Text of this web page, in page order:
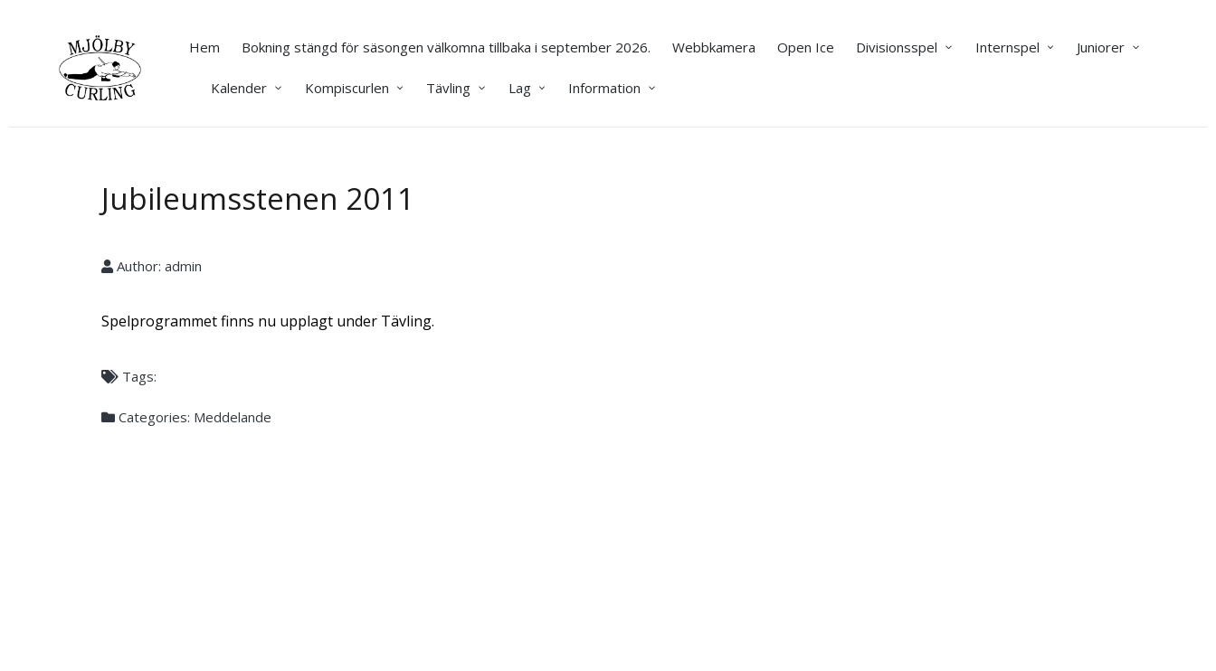
Hem Bokning stängd för säsongen välkomna tillbaka i september 2026. Webbkamera Open Ice Divisionsspel Internspel Juniorer
Kalender Kompiscurlen Tävling Lag Information
Jubileumsstenen 2011
Author: admin
Spelprogrammet finns nu upplagt under Tävling.
Tags:
Categories: Meddelande